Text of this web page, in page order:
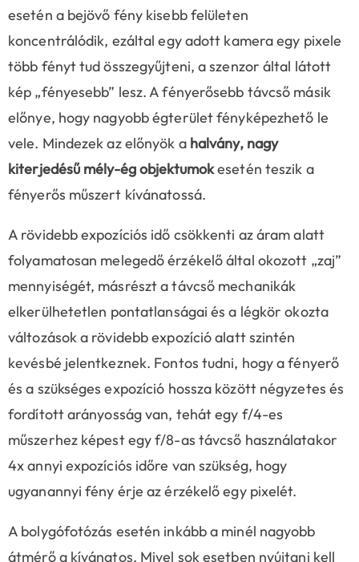
esetén a bejövő fény kisebb felületen
koncentrálódik, ezáltal egy adott kamera egy pixele
több fényt tud összegyűjteni, a szenzor által látott
kép „fényesebb” lesz. A fényerősebb távcső másik
előnye, hogy nagyobb égterület fényképezhető le
vele. Mindezek az előnyök a halvány, nagy
kiterjedésű mély-ég objektumokesetén teszik a
fényerős műszert kívánatossá.
A rövidebb expozíciós idő csökkenti az áram alatt
folyamatosan melegedő érzékelő által okozott „zaj”
mennyiségét, másrészt a távcső mechanikák
elkerülhetetlen pontatlanságai és a légkör okozta
változások a rövidebb expozíció alatt szintén
kevésbé jelentkeznek. Fontos tudni, hogy a fényerő
és a szükséges expozíció hossza között négyzetes és
fordított arányosság van, tehát egy f/4-es
műszerhez képest egy f/8-as távcső használatakor
4x annyi expozíciós időre van szükség, hogy
ugyanannyi fény érje az érzékelő egy pixelét.
A bolygófotózás esetén inkább a minél nagyobb
átmérő a kívánatos. Mivel sok esetben nyújtani kell